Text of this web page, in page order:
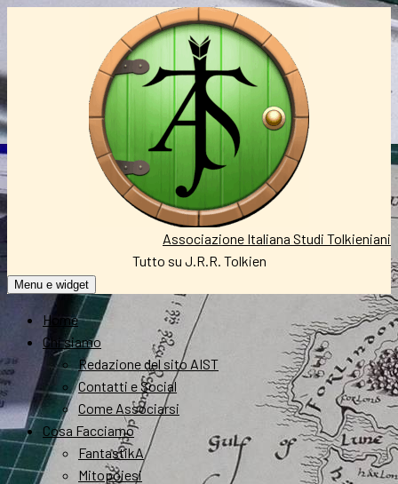
Associazione Italiana Studi Tolkieniani
Tutto su J.R.R. Tolkien
Menu e widget
Home
Chi siamo
Redazione del sito AIST
Contatti e Social
Come Associarsi
Cosa Facciamo
FantastikA
Mitopoiesi